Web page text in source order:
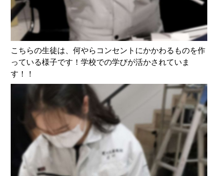
こちらの生徒は、何やらコンセントにかかわるものを作
っている様子です！学校での学びが活かされていま
す！！